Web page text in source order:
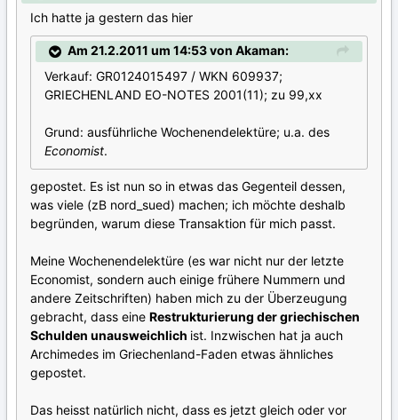
Ich hatte ja gestern das hier
Am 21.2.2011 um 14:53 von Akaman:
Verkauf: GR0124015497 / WKN 609937;
GRIECHENLAND EO-NOTES 2001(11); zu 99,xx
Grund: ausführliche Wochenendelektüre; u.a. des
Economist.
gepostet. Es ist nun so in etwas das Gegenteil dessen,
was viele (zB nord_sued) machen; ich möchte deshalb
begründen, warum diese Transaktion für mich passt.
Meine Wochenendelektüre (es war nicht nur der letzte
Economist, sondern auch einige frühere Nummern und
andere Zeitschriften) haben mich zu der Überzeugung
gebracht, dass eine Restrukturierung der griechischen
Schulden unausweichlich ist. Inzwischen hat ja auch
Archimedes im Griechenland-Faden etwas ähnliches
gepostet.
Das heisst natürlich nicht, dass es jetzt gleich oder vor